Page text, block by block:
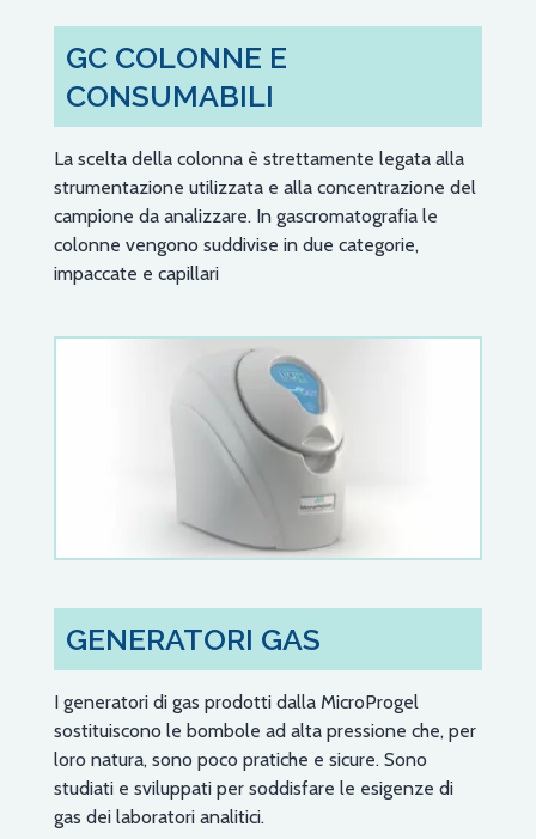
GC COLONNE E
CONSUMABILI
La scelta della colonna è strettamente legata alla
strumentazione utilizzata e alla concentrazione del
campione da analizzare. In gascromatografia le
colonne vengono suddivise in due categorie,
impaccate e capillari
GENERATORI GAS
I generatori di gas prodotti dalla MicroProgel
sostituiscono le bombole ad alta pressione che, per
loro natura, sono poco pratiche e sicure. Sono
studiati e sviluppati per soddisfare le esigenze di
gas dei laboratori analitici.